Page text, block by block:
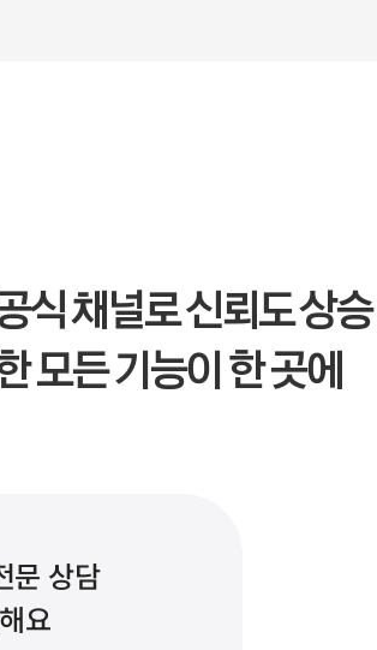
식 채널로 신뢰도 상승
모든 기능이 한 곳에
문 상담
요